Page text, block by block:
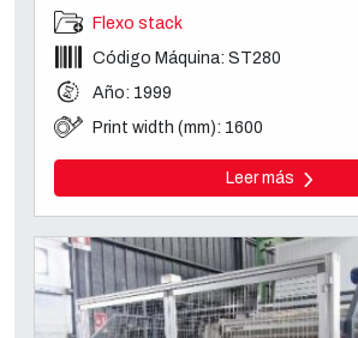
Flexo stack
Código Máquina: ST280
Año: 1999
Print width (mm): 1600
Leer más